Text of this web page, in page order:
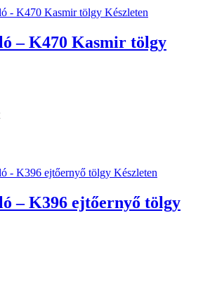
– K470 Kasmir tölgy
– K396 ejtőernyő tölgy